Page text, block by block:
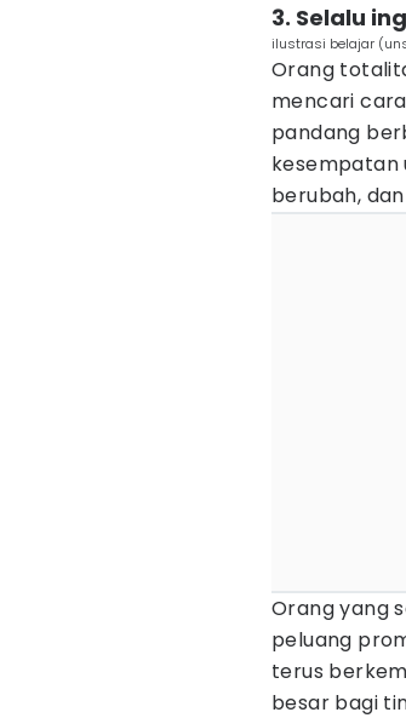
3. Selalu
ilustrasi belajar
Orang
mencari
pandang
kesempatan
berubah,
Orang yang
peluang
terus
besar bagi